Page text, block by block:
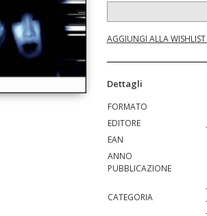
AGGIUNGI ALLA WISHLIST
Dettagli
FORMATO
EDITORE
EAN
ANNO
PUBBLICAZIONE
CATEGORIA